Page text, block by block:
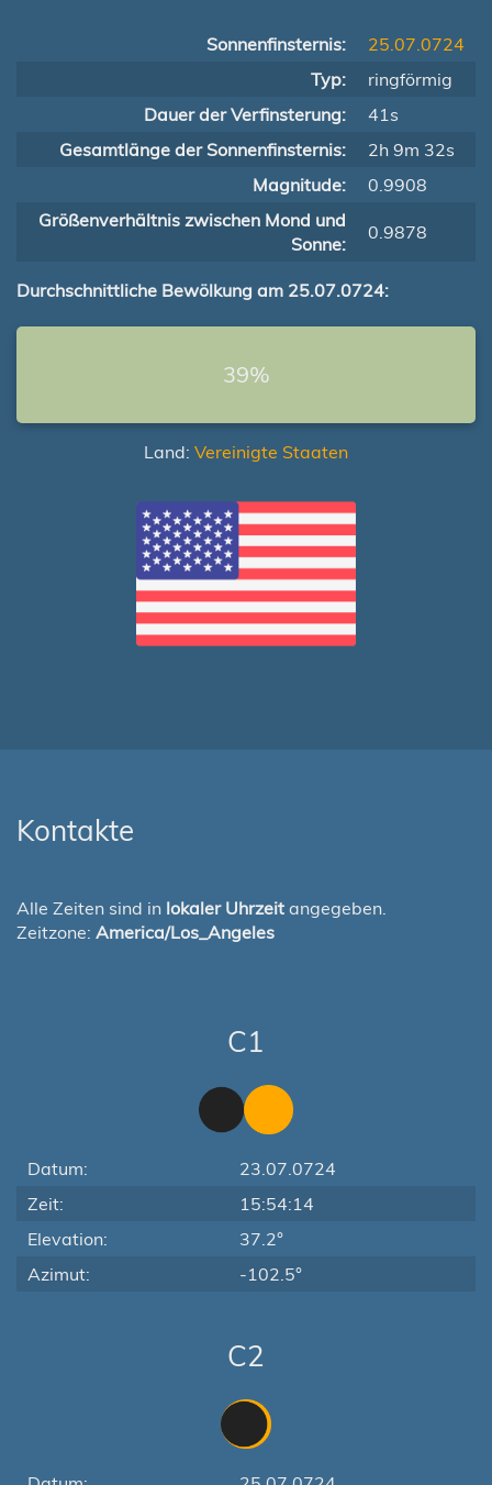
Sonnenfinsternis:
25.07.0724
Typ:
ringförmig
Dauer der Verfinsterung:
41s
Gesamtlänge der Sonnenfinsternis:
2h 9m 32s
Magnitude:
0.9908
Größenverhältnis zwischen Mond und
Sonne:
0.9878
Durchschnittliche Bewölkung am 25.07.0724:
39%
Land: Vereinigte Staaten
Kontakte
Alle Zeiten sind in lokaler Uhrzeit angegeben.
Zeitzone: America/Los_Angeles
C1
Datum:
23.07.0724
Zeit:
15:54:14
Elevation:
37.2°
Azimut:
-102.5°
C2